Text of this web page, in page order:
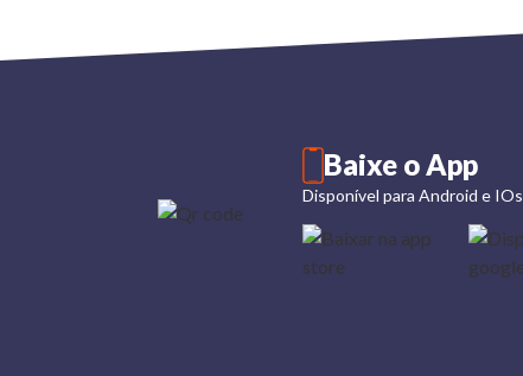
Baixe o App
Disponível para Android e IOs